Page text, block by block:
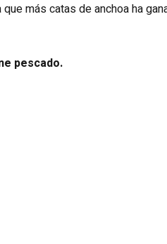
más catas de anchoa ha
pescado.